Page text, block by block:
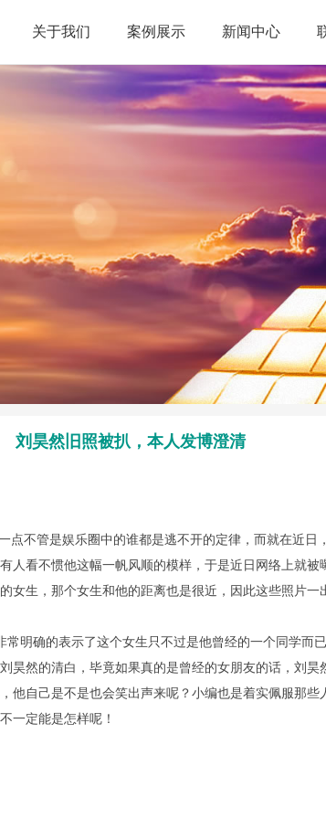
关于我们 案例展示 新闻中心
刘昊然旧照被扒，本人发博澄清
不管是娱乐圈中的谁都是逃不开的定律，而就在近
人看不惯他这幅一帆风顺的模样，于是近日网络上就
女生，那个女生和他的距离也是很近，因此这些照片
明确的表示了这个女生只不过是他曾经的一个同学而
昊然的清白，毕竟如果真的是曾经的女朋友的话，刘
他自己是不是也会笑出声来呢？小编也是着实佩服那
一定能是怎样呢！